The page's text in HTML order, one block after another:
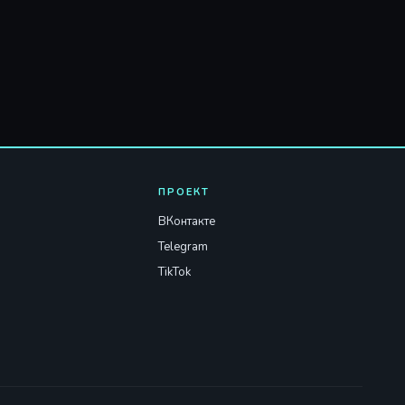
ПРОЕКТ
ВКонтакте
Telegram
TikTok